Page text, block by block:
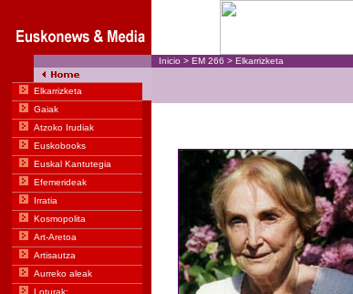
Inicio > EM 266 > Elkarrizketa